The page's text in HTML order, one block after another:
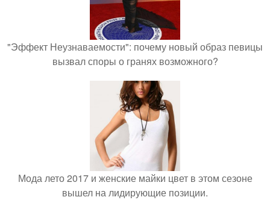
"Эффект Неузнаваемости": почему новый образ певицы
вызвал споры о гранях возможного?
Мода лето 2017 и женские майки цвет в этом сезоне
вышел на лидирующие позиции.